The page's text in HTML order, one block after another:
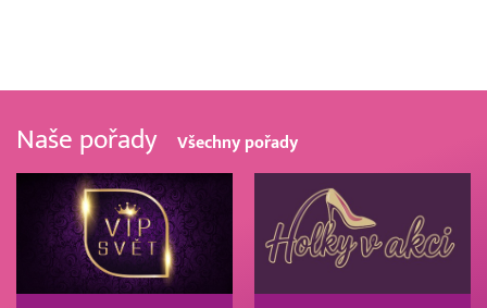
Naše pořady Všechny pořady